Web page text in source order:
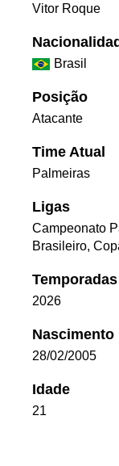
Vitor Roque
Brasil
Posição
Atacante
Time Atual
Palmeiras
Ligas
Campeonato
Brasileiro,
Temporadas
2026
Nascimento
28/02/2005
Idade
21